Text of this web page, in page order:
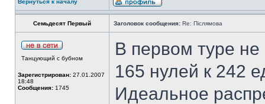
Вернуться к началу
Семьдесят Первый Заголовок сообщения: Re: Післямова
Танцующий с бубном
Зарегистрирован: 27.01.2007
18:48
Сообщения: 1745
В первом туре не
165 нулей к 242
Идеальное